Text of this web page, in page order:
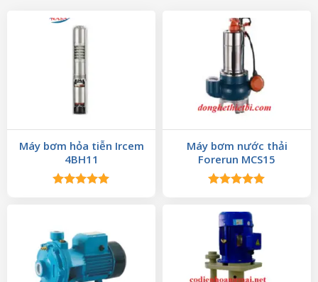
Máy bơm hỏa tiễn Ircem
4BH11
Máy bơm nước thải
Forerun MCS15
5 sao